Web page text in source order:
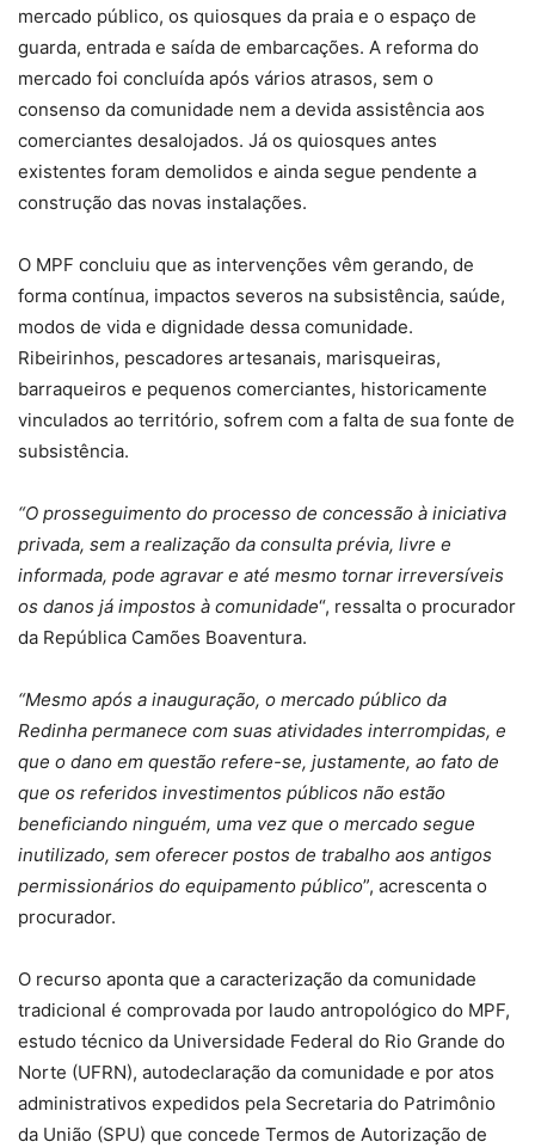
mercado público, os quiosques da praia e o espaço de
guarda, entrada e saída de embarcações. A reforma do
mercado foi concluída após vários atrasos, sem o
consenso da comunidade nem a devida assistência aos
comerciantes desalojados. Já os quiosques antes
existentes foram demolidos e ainda segue pendente a
construção das novas instalações.
O MPF concluiu que as intervenções vêm gerando, de
forma contínua, impactos severos na subsistência, saúde,
modos de vida e dignidade dessa comunidade.
Ribeirinhos, pescadores artesanais, marisqueiras,
barraqueiros e pequenos comerciantes, historicamente
vinculados ao território, sofrem com a falta de sua fonte de
subsistência.
“O prosseguimento do processo de concessão à iniciativa
privada, sem a realização da consulta prévia, livre e
informada, pode agravar e até mesmo tornar irreversíveis
os danos já impostos à comunidade“, ressalta o procurador
da República Camões Boaventura.
“Mesmo após a inauguração, o mercado público da
Redinha permanece com suas atividades interrompidas, e
que o dano em questão refere-se, justamente, ao fato de
que os referidos investimentos públicos não estão
beneficiando ninguém, uma vez que o mercado segue
inutilizado, sem oferecer postos de trabalho aos antigos
permissionários do equipamento público”, acrescenta o
procurador.
O recurso aponta que a caracterização da comunidade
tradicional é comprovada por laudo antropológico do MPF,
estudo técnico da Universidade Federal do Rio Grande do
Norte (UFRN), autodeclaração da comunidade e por atos
administrativos expedidos pela Secretaria do Patrimônio
da União (SPU) que concede Termos de Autorização de